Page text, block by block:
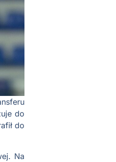
do
do
Na